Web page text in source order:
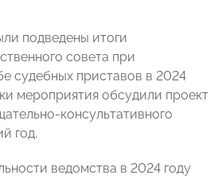
подведены итоги
совета при
судебных приставов в 2024
мероприятия обсудили проект
консультативного
год.
ведомства в 2024 году